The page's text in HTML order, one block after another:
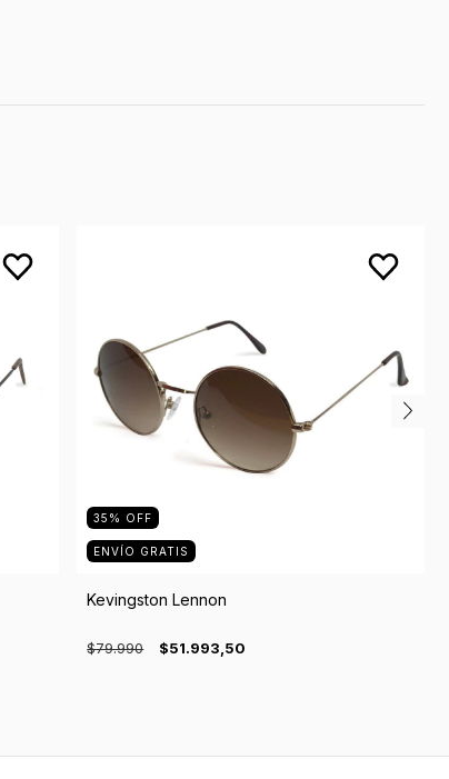
35 % OFF
ENVÍO GRATIS
Kevingston Lennon
$79.990 $51.993,50